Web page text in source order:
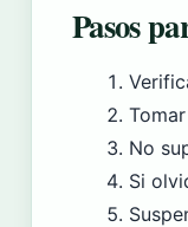
Pasos
No
Si